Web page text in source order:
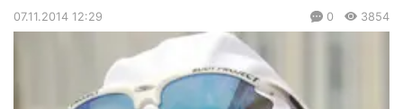
07.11.2014 12:29 0 3854